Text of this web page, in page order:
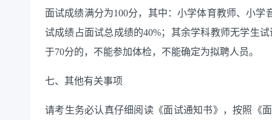
面试成绩满分为100分， 其中：小学体育教师、小学
试成绩占面试总成绩的40%；其余学科教师无学生
于70分的，不能参加体检，不能确定为拟聘人员。
七、其他有关事项
请考生务必认真仔细阅读《面试通知书》，按照《